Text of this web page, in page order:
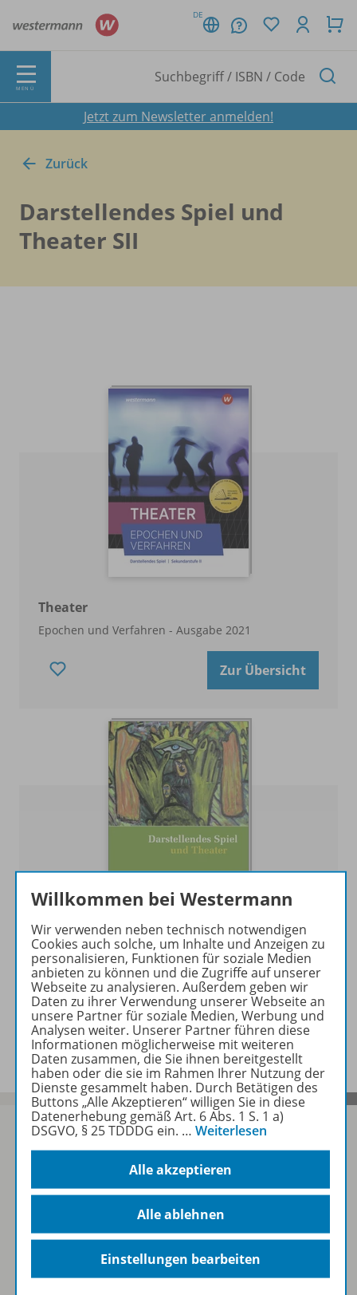
DE
MENÜ
Jetzt zum Newsletter anmelden!
Zurück
Darstellendes Spiel und
Theater SII
Theater
Epochen und Verfahren - Ausgabe 2021
Zur Übersicht
Darstellendes Spiel und Theater
Aktuelle Ausgabe
Zur Übersicht
Zum Newsletter anmelden
Willkommen bei Westermann
Wir verwenden neben technisch notwendigen
Cookies auch solche, um Inhalte und Anzeigen zu
personalisieren, Funktionen für soziale Medien
anbieten zu können und die Zugriffe auf unserer
Webseite zu analysieren. Außerdem geben wir
Daten zu ihrer Verwendung unserer Webseite an
unsere Partner für soziale Medien, Werbung und
Analysen weiter. Unserer Partner führen diese
Informationen möglicherweise mit weiteren
Daten zusammen, die Sie ihnen bereitgestellt
haben oder die sie im Rahmen Ihrer Nutzung der
Dienste gesammelt haben. Durch Betätigen des
Buttons „Alle Akzeptieren“ willigen Sie in diese
Datenerhebung gemäß Art. 6 Abs. 1 S. 1 a)
DSGVO, § 25 TDDDG ein. … Weiterlesen
Alle akzeptieren
Alle ablehnen
Einstellungen bearbeiten